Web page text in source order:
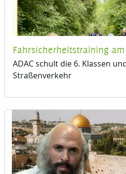
Fahrsicherheitstraining am
ADAC schult die 6. Klassen
Straßenverkehr